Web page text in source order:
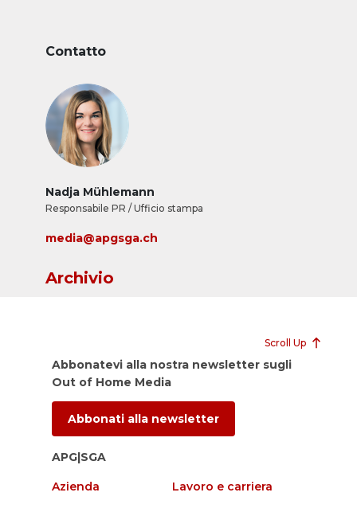
Contatto
Nadja Mühlemann
Responsabile PR / Ufficio stampa
media@apgsga.ch
Archivio
Scroll Up
Abbonatevi alla nostra newsletter sugli
Out of Home Media
Abbonati alla newsletter
APG|SGA
Azienda
Lavoro e carriera